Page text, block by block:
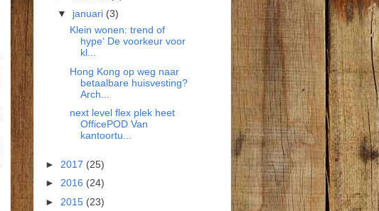
▼ januari (3)
Klein wonen: trend of
hype‘ De voorkeur voor
kl...
Hong Kong op weg naar
betaalbare huisvesting?
Arch...
next level flex plek heet
OfficePOD Van
kantoortu...
► 2017 (25)
► 2016 (24)
► 2015 (23)